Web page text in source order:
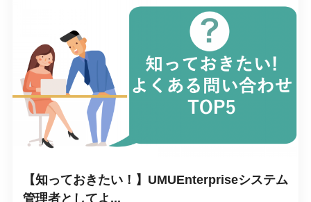
【知っておきたい！】UMUEnterpriseシステム
管理者としてよ...